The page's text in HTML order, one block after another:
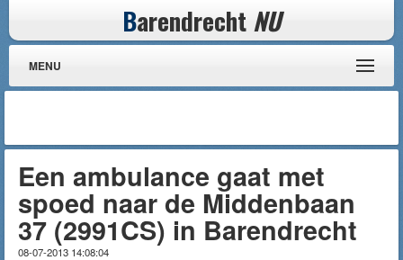
Barendrecht NU
MENU
Een ambulance gaat met
spoed naar de Middenbaan
37 (2991CS) in Barendrecht
08-07-2013 14:08:04